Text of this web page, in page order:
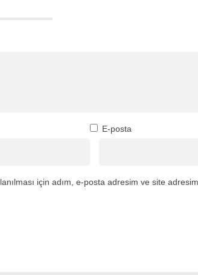
E-posta
için adım, e-posta adresim ve site